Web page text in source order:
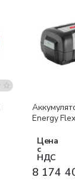
Energy
Цена
с
НДС
8 174